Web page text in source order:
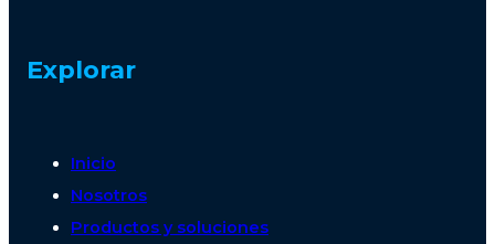
Explorar
Inicio
Nosotros
Productos y soluciones